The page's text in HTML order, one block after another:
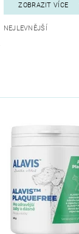
ZOBRAZIT VÍCE
NEJLEVNĚJŠÍ